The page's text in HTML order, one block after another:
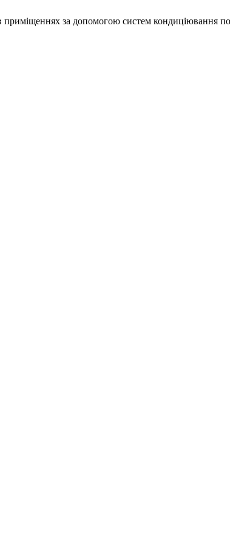
за допомогою систем кондиціювання